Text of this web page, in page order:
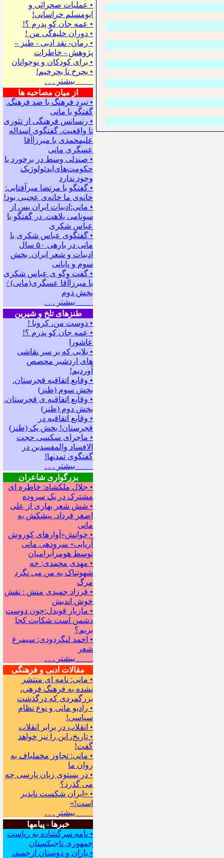
• عملیات صحرائی و
ابومسلم خراسانی!
• ﻋﻤﻪ ﺟﺎﻥ ﻛﻮ ﭘﺪﺭﻡ ؟!
• ﺩﻭﺭﺍﻥ ﺧﻠﻴﻔگی ﻣﻦ !
• رمان- نقد ادبی - طنز –
پژوهش - خاطرات
• ﺑﺮﺍﻯ ﻛﻮﺩﻛﺎﻥ ﻭ ﻧﻮﺟﻮﺍﻧﺎﻥ
• بچرخ تا بچرخیم!
بیشتر . . .
از میان مصاحبه ها
• نبرد فرهنگ با ضد فرهنگ.
گفتگو با ﻣﺎﻧﻰ
• رنسانس فرهنگی ‌از تئوری
‌تا واقعیت. گفتگوی اسداله
علیمحمدی با میرزاآقا
عسگری ‌مانی
• صندلی وسط در برخورد با
حکومت‌های‌ایدئولوژیک
وجود ندارد
• گفتگو با مرتضا میرآفتابی:
ﺧﺎﻧﻪﻯ ﻣﺎ ﺧﺎﻧﻪﻯ ﻋﺠﻴﺒﻰ ﺑﻮﺩ!
• مانی:ادبیات ایران پس از
سونامی بلاهت. در گفتگو با
عباس شکری
• گفتگوی عباس شکری با
مانی در باره‍ی ۵۰ سال
ادبیات و شعر ایران. بخش
سوم و پایانی
• گفت وگو ی عباس شکری
با میرزاآقا عسگری(مانی) /
بخش دوم
بیشتر . . .
طنزهای تلخ و شیرین
• دوست من، کرونا !
• ﻋﻤﻪ ﺟﺎﻥ ﻛﻮ ﭘﺪﺭﻡ ؟!
عاشورا
• بلایی که بر سر نقاشی
های اردشیر محصص
آوردیم!
• وقایع اتفاقیه قجرستان.
بخش سوم (طنز)
• وقایع اتفاقیه ی قجرستان.
بخش دوم (طنز)
• وقایع اتفاقیه در
قجرستان! بخش یک (طنز)
• ماجرای سکسی حجت
الافساد والمفسدین در
گفتگوی تمدنها!
بیشتر . . .
بزرگواری شاعران
• جلال ملکشاه: خاطره ای
مشترک در یک سروده
• شش شعر بهاری از علی
اصغر فرداد. پیشکش به
مانی
• خوانش«آوازهای کوروش
آریایی» سروده‍ی مانی
توسط هومرآبرامیان
• مهدی محمدی: چه
شهوتناک به من می نگرد
مرگ
• فرزاد حمیدی منش : نقش
خوش اندیش
• مازیار قویدل:چون دوست
دشمن است شکایت کجا
بریم؟
• احمد لنگردودی: سیمرغ
شعر
بیشتر . . .
مقالات ادبی و فرهنگی
• مانی: نامه ای منتشر
نشده به فرهنگ فرهی،
بزرگمردی که درگذشت
• رادیو مانی و نوع نظام
سیاسی!
• انقلاب در برابر انقلاب
• تاریخ، این را نیز خواهد
گفت!
• مانی: تجاوز مخملباف به
روان ما
• در پستوی زبان پارسی چه
می گذرد؟
• «ایران شکست ناپذیر
است!»
بیشتر . . .
خبرها - پیامها
• نامه سرگشاده به ریاست
جمهوری تاجیکستان
• یاران و دوستان ارجمند،